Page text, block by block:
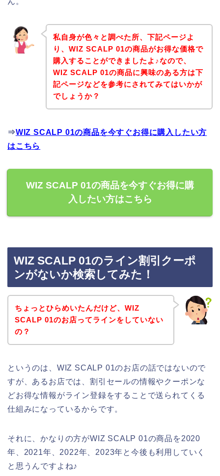
私自身が色々と調べた所、下記ページよ
り、WIZ SCALP 01の商品がお得な価格で
購入することができましたよ♪なので、
WIZ SCALP 01の商品に興味のある方は下
記ページなどを参考にされてみてはいかが
でしょうか？
⇒WIZ SCALP 01の商品を今すぐお得に購入したい方
はこちら
WIZ SCALP 01の商品を今すぐお得に購
入したい方はこちら
WIZ SCALP 01のライン割引クーポ
ンがないか検索してみた！
ちょっとひらめいたんだけど、WIZ
SCALP 01のお店ってラインをしていない
の？
というのは、WIZ SCALP 01のお店の話ではないので
すが、あるお店では、割引セールの情報やクーポンな
どお得な情報がライン登録をすることで送られてくる
仕組みになっているからです。
それに、かなりの方がWIZ SCALP 01の商品を2020
年、2021年、2022年、2023年と今後も利用していく
と思うんですよね♪